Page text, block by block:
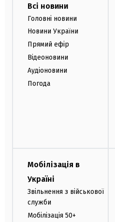
Всі новини
Головні новини
Новини України
Прямий ефір
Відеоновини
Аудіоновини
Погода
Мобілізація в
Україні
Звільнення з військової
служби
Мобілізація 50+